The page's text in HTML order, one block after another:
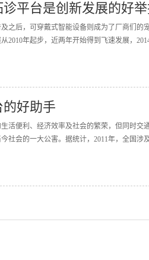
平台是创新发展的好
之后，可穿戴式智能设备则成为了厂商们的
2010年起步，近两年开始得到飞速发展，
好助手
活便利、经济效率及社会的繁荣，但同时交
社会的一大公害。据统计，2011年，全国涉